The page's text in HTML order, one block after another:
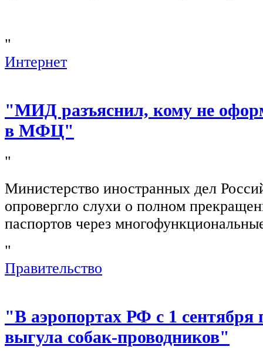
"
Интернет
"МИД разъяснил, кому не
в МФЦ"
"
Министерство иностранных дел
опровергло слухи о полном
паспортов через
"
Правительство
"В аэропортах РФ с 1 сентября
выгула собак-проводников"